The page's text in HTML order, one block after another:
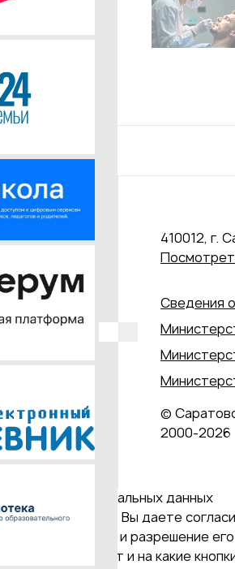
410012, г.
Сведения
©
2000‑2026
персональных данных
наш сайт, Вы даете
тип устройства и разрешение
открывает и на какие